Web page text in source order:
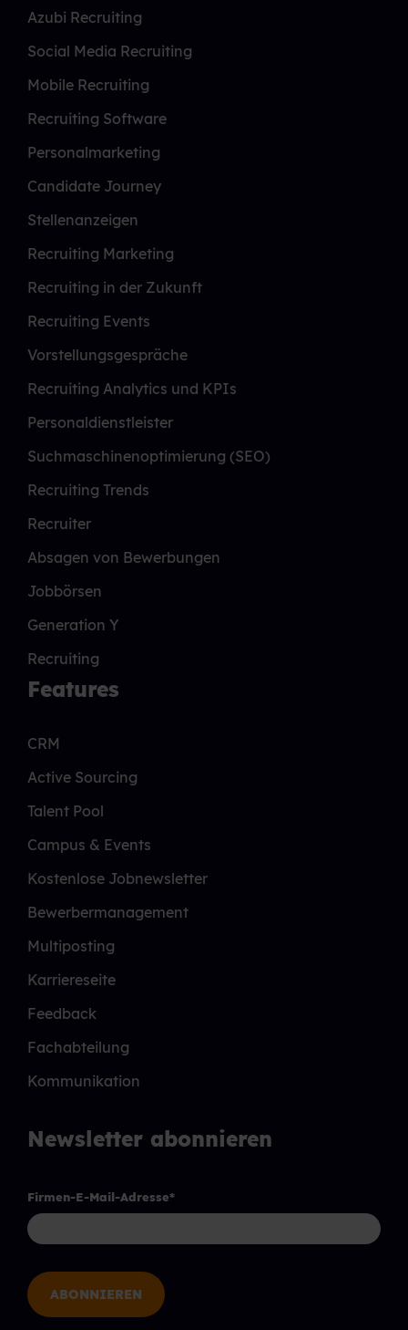
Azubi Recruiting
Social Media Recruiting
Mobile Recruiting
Recruiting Software
Personalmarketing
Candidate Journey
Stellenanzeigen
Recruiting Marketing
Recruiting in der Zukunft
Recruiting Events
Vorstellungsgespräche
Recruiting Analytics und KPIs
Personaldienstleister
Suchmaschinenoptimierung (SEO)
Recruiting Trends
Recruiter
Absagen von Bewerbungen
Jobbörsen
Generation Y
Recruiting
Features
CRM
Active Sourcing
Talent Pool
Campus & Events
Kostenlose Jobnewsletter
Bewerbermanagement
Multiposting
Karriereseite
Feedback
Fachabteilung
Kommunikation
Newsletter abonnieren
Firmen-E-Mail-Adresse*